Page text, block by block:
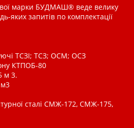
марки БУДМАШ® веде велику
яких запитів по комплектації
ТСЗІ; ТСЗ; ОСМ; ОСЗ
КТПОБ-80
м 3.
м3
сталі СМЖ-172, СМЖ-175,